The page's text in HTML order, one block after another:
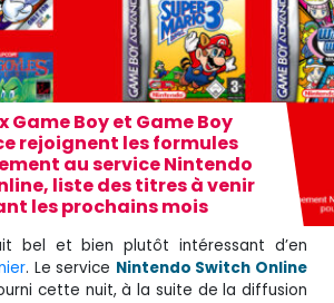
Game Boy et Game Boy
rejoignent les formules
au service Nintendo
liste des titres à venir
les prochains mois
bel et bien plutôt intéressant d’en
. Le service Nintendo Switch Online
cette nuit, à la suite de la diffusion